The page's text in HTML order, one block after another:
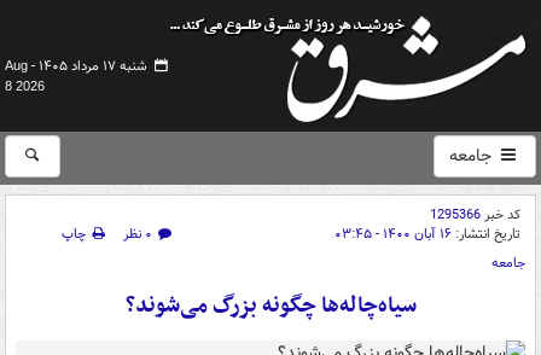
شنبه ۱۷ مرداد ۱۴۰۵ -
Aug
8 2026
جامعه
کد خبر1295366
تاریخ انتشار: ۱۶ آبان ۱۴۰۰ - ۰۳:۴۵ ۰ نظر
چاپ
جامعه
سیاه‌چاله‌ها چگونه بزرگ می‌شوند؟